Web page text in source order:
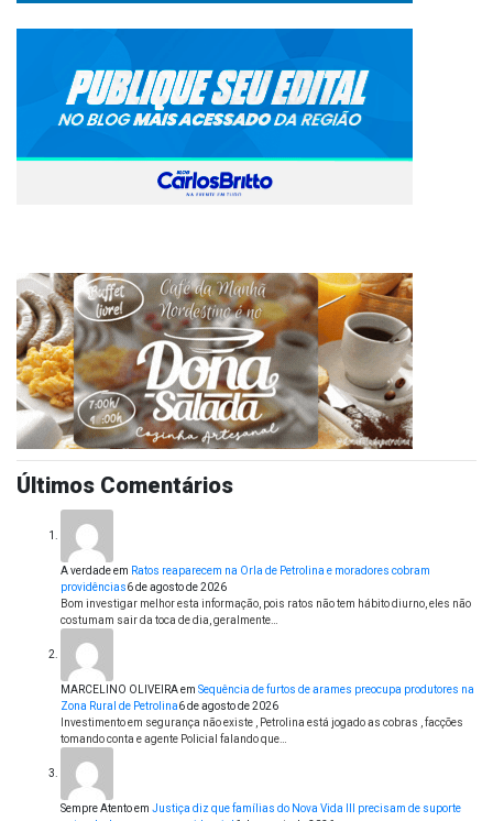
Últimos Comentários
A verdadeem Ratos reaparecem na Orla de Petrolina e moradores cobram
providências6 de agosto de 2026
Bom investigar melhor esta informação, pois ratos não tem hábito diurno, eles não
costumam sair da toca de dia, geralmente…
MARCELINO OLIVEIRAem Sequência de furtos de arames preocupa produtores na
Zona Rural de Petrolina6 de agosto de 2026
Investimento em segurança não existe , Petrolina está jogado as cobras , facções
tomando conta e agente Policial falando que…
Sempre Atentoem Justiça diz que famílias do Nova Vida III precisam de suporte